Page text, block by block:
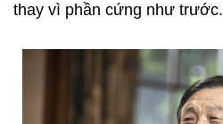
thay vì phần cứng như trước.